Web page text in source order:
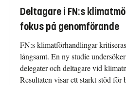
Deltagare i FN:s
fokus på genomförande
FN:s klimatförhandlingar
långsamt. En ny studie
delegater och deltagare vid
Resultaten visar ett starkt stöd